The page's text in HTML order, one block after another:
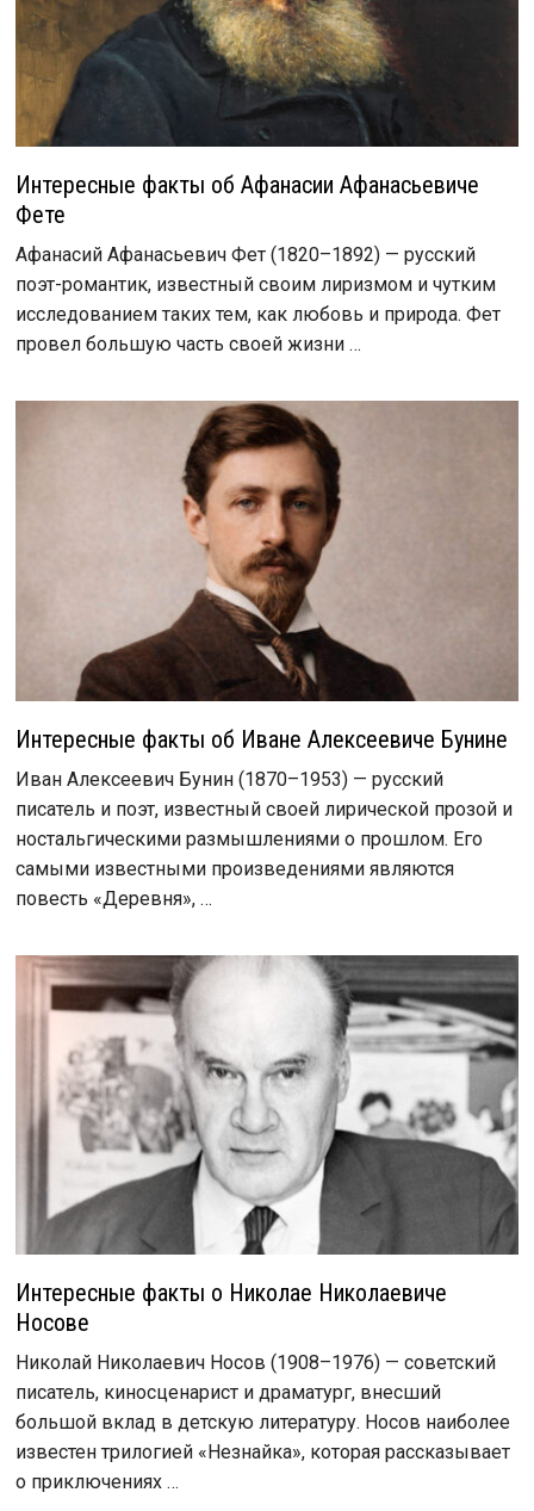
Интересные факты об Афанасии Афанасьевиче
Фете
Афанасий Афанасьевич Фет (1820–1892) — русский
поэт-романтик, известный своим лиризмом и чутким
исследованием таких тем, как любовь и природа. Фет
провел большую часть своей жизни …
Интересные факты об Иване Алексеевиче Бунине
Иван Алексеевич Бунин (1870–1953) — русский
писатель и поэт, известный своей лирической прозой и
ностальгическими размышлениями о прошлом. Его
самыми известными произведениями являются
повесть «Деревня», …
Интересные факты о Николае Николаевиче
Носове
Николай Николаевич Носов (1908–1976) — советский
писатель, киносценарист и драматург, внесший
большой вклад в детскую литературу. Носов наиболее
известен трилогией «Незнайка», которая рассказывает
о приключениях …